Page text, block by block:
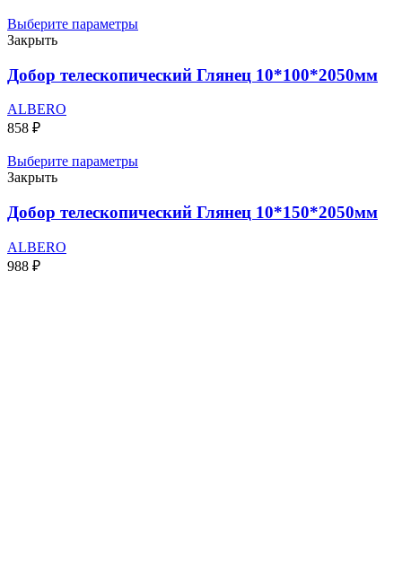
Выберите параметры
Закрыть
Добор телескопический Глянец 10*100*2050мм
ALBERO
858 ₽
Выберите параметры
Закрыть
Добор телескопический Глянец 10*150*2050мм
ALBERO
988 ₽